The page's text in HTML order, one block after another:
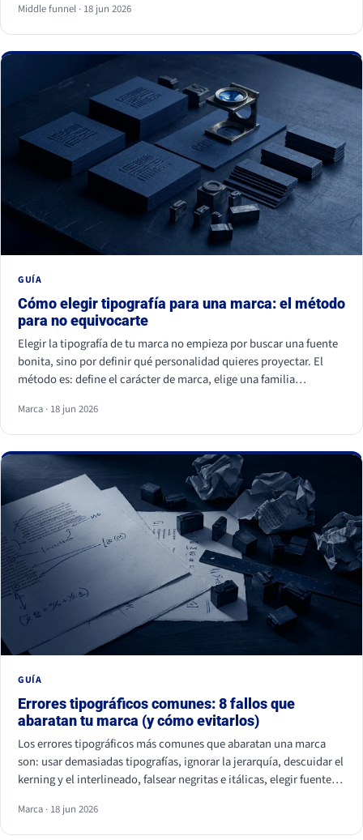
lead (MQL a SQL). Las impresiones, los likes y los seguidores no
cuentan: son volumen, no preferencia.
Middle funnel · 18 jun 2026
GUÍA
Cómo elegir tipografía para una marca: el método
para no equivocarte
Elegir la tipografía de tu marca no empieza por buscar una fuente
bonita, sino por definir qué personalidad quieres proyectar. El
método es: define el carácter de marca, elige una familia
legibilidad en todos tus soportes, comprueba la licencia
comercial y asegúrate de ser distinto a tu competencia. La fuente
es lo último; la estrategia es lo primero.
Marca · 18 jun 2026
GUÍA
Errores tipográficos comunes: 8 fallos que
abaratan tu marca (y cómo evitarlos)
Los errores tipográficos más comunes que abaratan una marca
son: usar demasiadas tipografías, ignorar la jerarquía, descuidar el
kerning y el interlineado, falsear negritas e itálicas, elegir fuentes
licencia y ser idéntico a la competencia. Casi ninguno se nota de
uno en uno, pero juntos hacen que tu marca parezca improvisada.
Marca · 18 jun 2026